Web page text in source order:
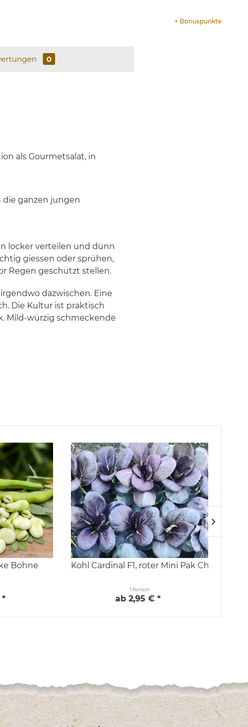
+ Bonuspunkte
0
als Gourmetsalat, in
die ganzen jungen
locker verteilen und dünn
giessen oder sprühen,
Regen geschützt stellen.
dazwischen. Eine
Die Kultur ist praktisch
Mild-würzig schmeckende
Bohne
*
Kohl Cardinal F1, roter Mini Pak Choi
1 Portion
ab 2,95 € *